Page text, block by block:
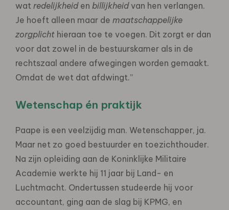
wat redelijkheiden billijkheidvan hen verlangen.
Je hoeft alleen maar de maatschappelijke
zorgplicht hieraan toe te voegen. Dit zorgt er dan
voor dat zowel in de bestuurskamer als in de
rechtszaal andere afwegingen worden gemaakt.
Omdat de wet dat afdwingt.”
Wetenschap én praktijk
Paape is een veelzijdig man. Wetenschapper, ja.
Maar net zo goed bestuurder en toezichthouder.
Na zijn opleiding aan de Koninklijke Militaire
Academie werkte hij 11 jaar bij Land- en
Luchtmacht. Ondertussen studeerde hij voor
accountant, ging aan de slag bij KPMG, en